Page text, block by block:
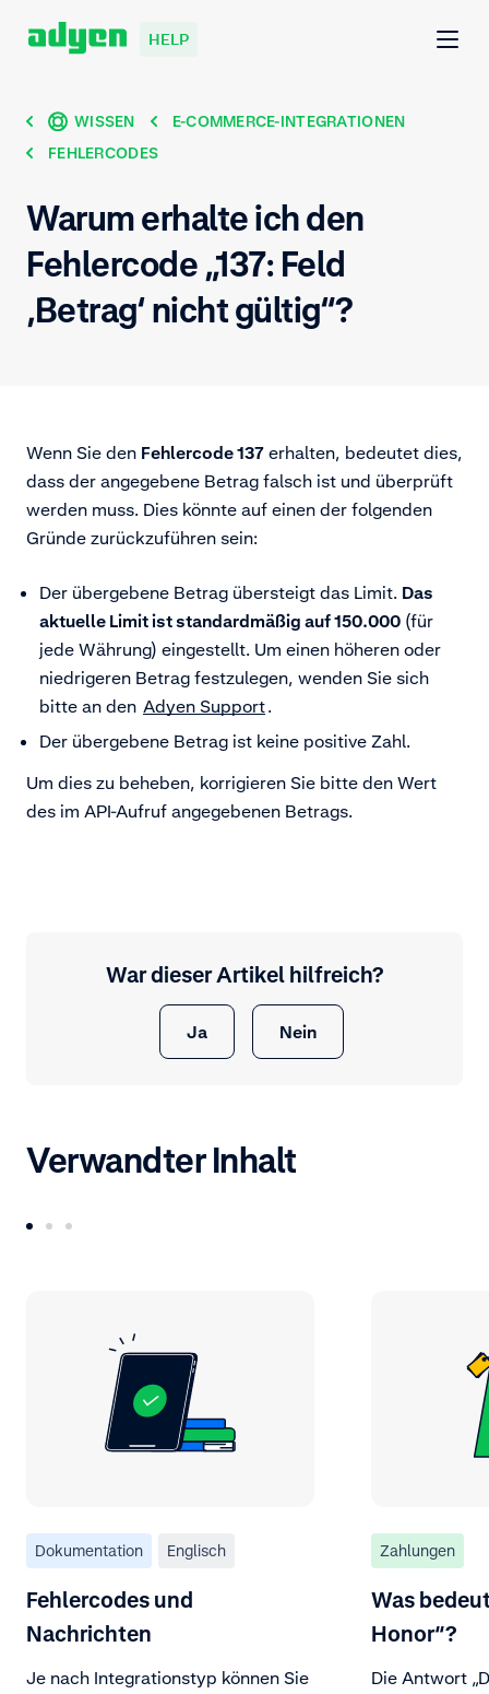
HELP
WISSEN
E-COMMERCE-INTEGRATIONEN
FEHLERCODES
Warum erhalte ich den
Fehlercode „137: Feld
‚Betrag‘ nicht gültig“?
Wenn Sie den Fehlercode 137 erhalten, bedeutet dies,
dass der angegebene Betrag falsch ist und überprüft
werden muss. Dies könnte auf einen der folgenden
Gründe zurückzuführen sein:
Der übergebene Betrag übersteigt das Limit. Das
aktuelle Limit ist standardmäßig auf 150.000 (für
jede Währung) eingestellt. Um einen höheren oder
niedrigeren Betrag festzulegen, wenden Sie sich
bitte an den Adyen Support.
Der übergebene Betrag ist keine positive Zahl.
Um dies zu beheben, korrigieren Sie bitte den Wert
des im API-Aufruf angegebenen Betrags.
War dieser Artikel hilfreich?
Ja Nein
Verwandter Inhalt
Dokumentation Englisch
Fehlercodes und
Nachrichten
Je nach Integrationstyp können Sie
Zahlungen
Was
Honor“?
Die Antwort